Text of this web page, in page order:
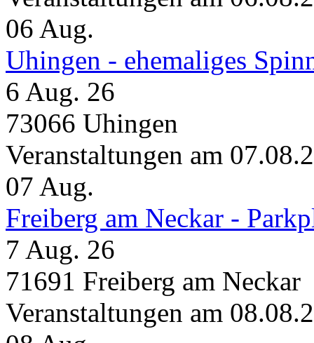
06 Aug.
Uhingen - ehemaliges
6 Aug. 26
73066 Uhingen
Veranstaltungen am
07 Aug.
Freiberg am Neckar -
7 Aug. 26
71691 Freiberg am Neckar
Veranstaltungen am